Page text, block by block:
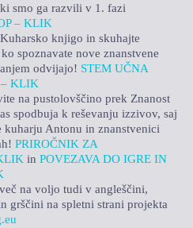
smo ga razvili v 1. fazi
– KLIK
knjigo in skuhajte
spoznavate nove znanstvene
odvijajo! STEM UČNA
KLIK
na pustolovščino prek Znanost
spodbuja k reševanju izzivov, saj
kuharju Antonu in znanstvenici
PRIROČNIK ZA
in POVEZAVA DO IGRE IN
na voljo tudi v angleščini,
grščini na spletni strani projekta